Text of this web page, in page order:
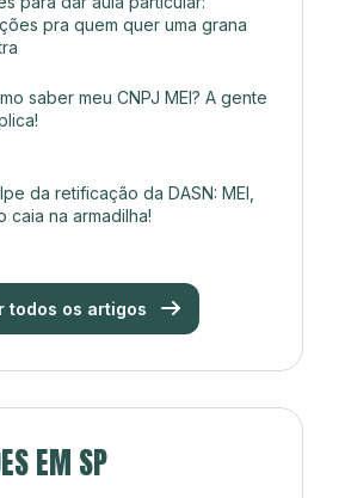
pra quem quer uma grana
saber meu CNPJ MEI? A gente
da retificação da DASN: MEI,
caia na armadilha!
todos os artigos
EM SP